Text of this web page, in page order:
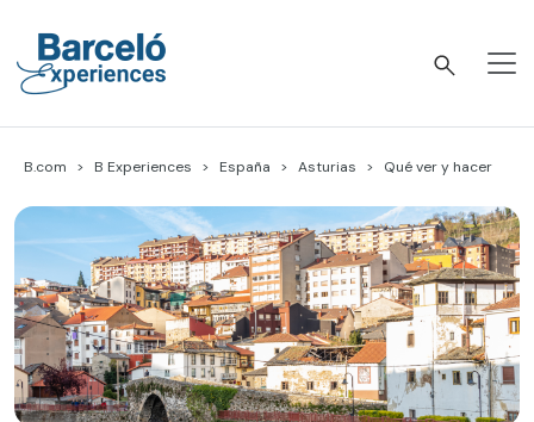
content
B.com B Experiences España Asturias Qué ver y hacer